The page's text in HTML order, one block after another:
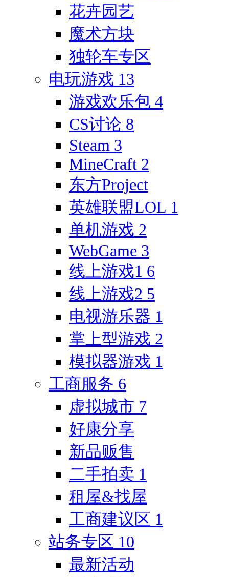
花卉园艺
魔术方块
独轮车专区
电玩游戏 13
游戏欢乐包 4
CS讨论 8
Steam 3
MineCraft 2
东方Project
英雄联盟LOL 1
单机游戏 2
WebGame 3
线上游戏1 6
线上游戏2 5
电视游乐器 1
掌上型游戏 2
模拟器游戏 1
工商服务 6
虚拟城市 7
好康分享
新品贩售
二手拍卖 1
租屋&找屋
工商建议区 1
站务专区 10
最新活动